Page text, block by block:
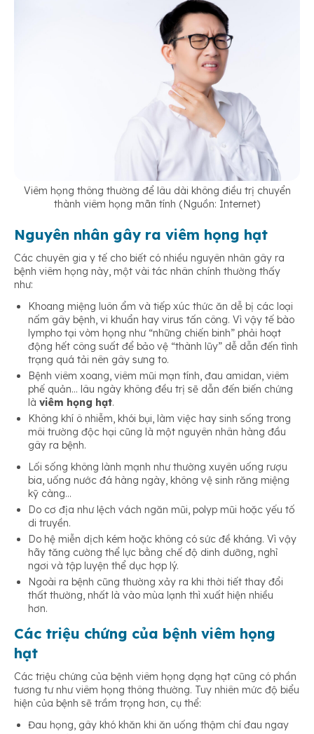
Viêm họng thông thường để lâu dài không điều trị chuyển
thành viêm họng mãn tính (Nguồn: Internet)
Nguyên nhân gây ra viêm họng hạt
Các chuyên gia y tế cho biết có nhiều nguyên nhân gây ra
bệnh viêm họng này, một vài tác nhân chính thường thấy
như:
Khoang miệng luôn ẩm và tiếp xúc thức ăn dễ bị các loại
nấm gây bệnh, vi khuẩn hay virus tấn công. Vì vậy tế bào
lympho tại vòm họng như “những chiến binh” phải hoạt
động hết công suất để bảo vệ “thành lũy” dễ dẫn đến tình
trạng quá tải nên gây sưng to.
Bệnh viêm xoang, viêm mũi mạn tính, đau amidan, viêm
phế quản… lâu ngày không đều trị sẽ dẫn đến biến chứng
là viêm họng hạt.
Không khí ô nhiễm, khói bụi, làm việc hay sinh sống trong
môi trường độc hại cũng là một nguyên nhân hàng đầu
gây ra bệnh.
Lối sống không lành mạnh như thường xuyên uống rượu
bia, uống nước đá hàng ngày, không vệ sinh răng miệng
kỹ càng…
Do cơ địa như lệch vách ngăn mũi, polyp mũi hoặc yếu tố
di truyền.
Do hệ miễn dịch kém hoặc không có sức đề kháng. Vì vậy
hãy tăng cường thể lực bằng chế độ dinh dưỡng, nghỉ
ngơi và tập luyện thể dục hợp lý.
Ngoài ra bệnh cũng thường xảy ra khi thời tiết thay đổi
thất thường, nhất là vào mùa lạnh thì xuất hiện nhiều
hơn.
Các triệu chứng của bệnh viêm họng
hạt
Các triệu chứng của bệnh viêm họng dạng hạt cũng có phần
tương tư như viêm họng thông thường. Tuy nhiên mức độ biểu
hiện của bệnh sẽ trầm trọng hơn, cụ thể:
Đau họng, gây khó khăn khi ăn uống thậm chí đau ngay